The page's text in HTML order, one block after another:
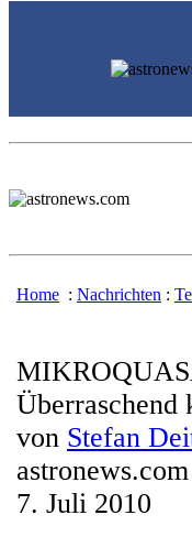
Home : Nachrichten :
Überraschend
von Stefan
astronews.com
7. Juli 2010